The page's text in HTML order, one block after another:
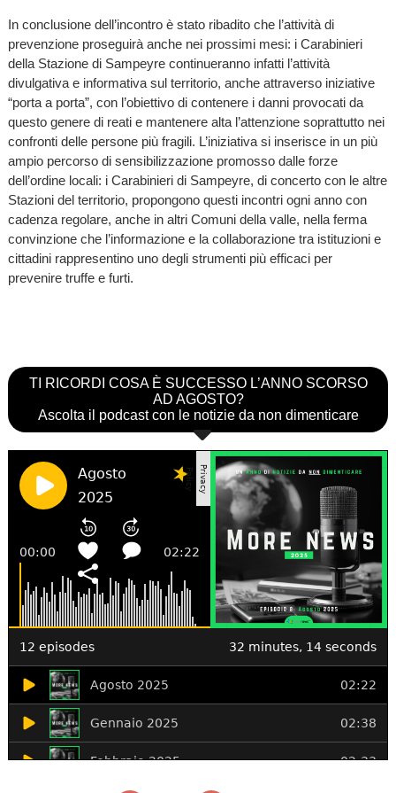
In conclusione dell’incontro è stato ribadito che l’attività di
prevenzione proseguirà anche nei prossimi mesi: i Carabinieri
della Stazione di Sampeyre continueranno infatti l’attività
divulgativa e informativa sul territorio, anche attraverso iniziative
“porta a porta”, con l’obiettivo di contenere i danni provocati da
questo genere di reati e mantenere alta l’attenzione soprattutto nei
confronti delle persone più fragili. L’iniziativa si inserisce in un più
ampio percorso di sensibilizzazione promosso dalle forze
dell’ordine locali: i Carabinieri di Sampeyre, di concerto con le altre
Stazioni del territorio, propongono questi incontri ogni anno con
cadenza regolare, anche in altri Comuni della valle, nella ferma
convinzione che l’informazione e la collaborazione tra istituzioni e
cittadini rappresentino uno degli strumenti più efficaci per
prevenire truffe e furti.
TI RICORDI COSA È SUCCESSO L’ANNO SCORSO
AD AGOSTO?
Ascolta il podcast con le notizie da non dimenticare